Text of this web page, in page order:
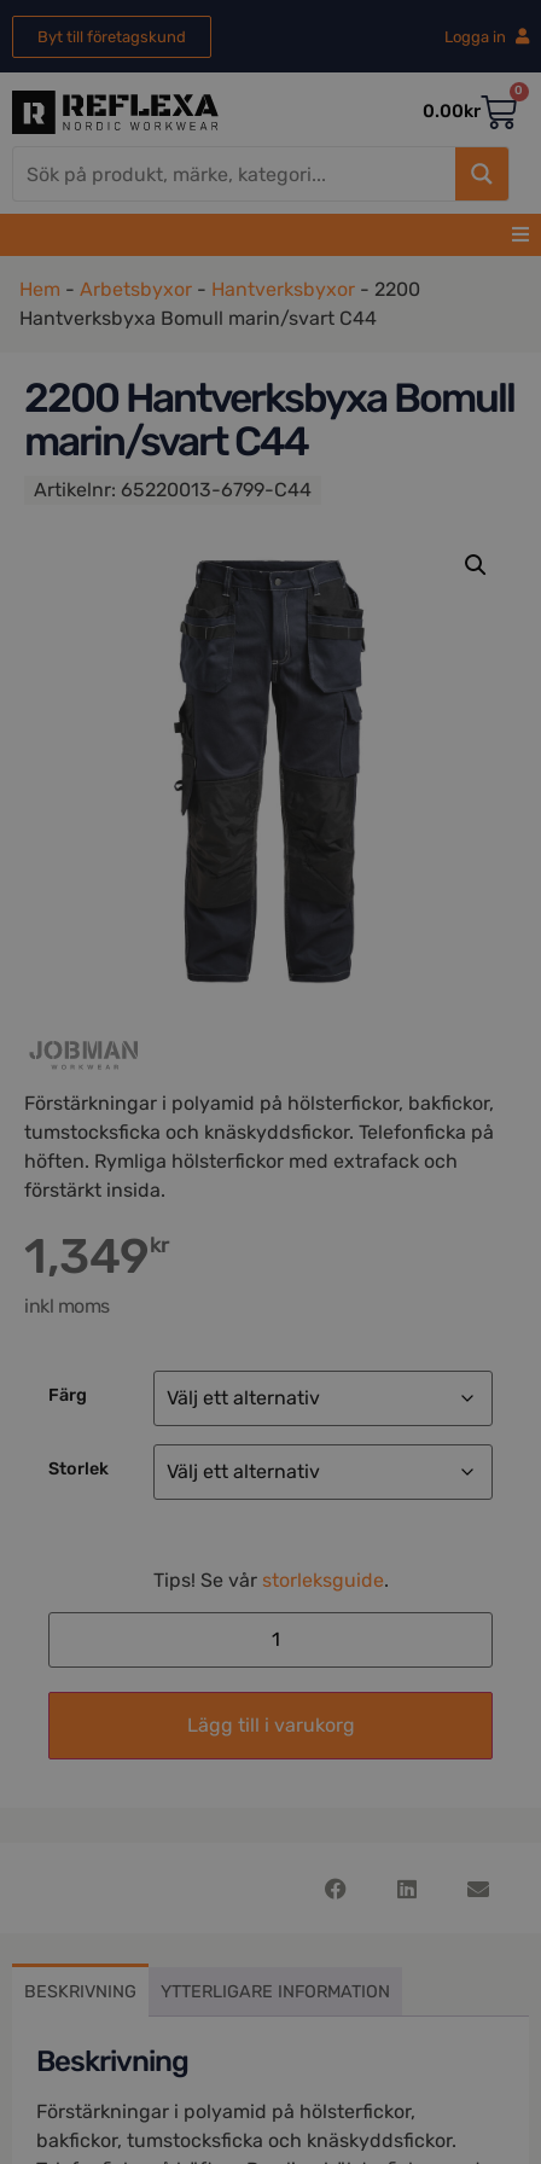
Byt till företagskund Logga in
0.00kr
0
Hem - Arbetsbyxor - Hantverksbyxor - 2200
Hantverksbyxa Bomull marin/svart C44
2200 Hantverksbyxa Bomull
marin/svart C44
Artikelnr: 65220013-6799-C44
Förstärkningar i polyamid på hölsterfickor, bakfickor,
tumstocksficka och knäskyddsfickor. Telefonficka på
höften. Rymliga hölsterfickor med extrafack och
förstärkt insida.
1,349kr
inkl moms
Färg
Storlek
Tips! Se vår storleksguide.
Lägg till i varukorg
BESKRIVNING YTTERLIGARE INFORMATION
Beskrivning
Förstärkningar i polyamid på hölsterfickor,
bakfickor, tumstocksficka och knäskyddsfickor.